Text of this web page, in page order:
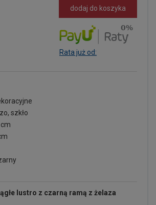
dodaj do koszyka
Rata już od:
szkło
lustro z czarną ramą z żelaza